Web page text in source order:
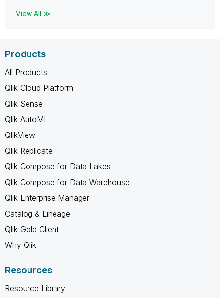
View All ≫
Products
All Products
Qlik Cloud Platform
Qlik Sense
Qlik AutoML
QlikView
Qlik Replicate
Qlik Compose for Data Lakes
Qlik Compose for Data Warehouse
Qlik Enterprise Manager
Catalog & Lineage
Qlik Gold Client
Why Qlik
Resources
Resource Library